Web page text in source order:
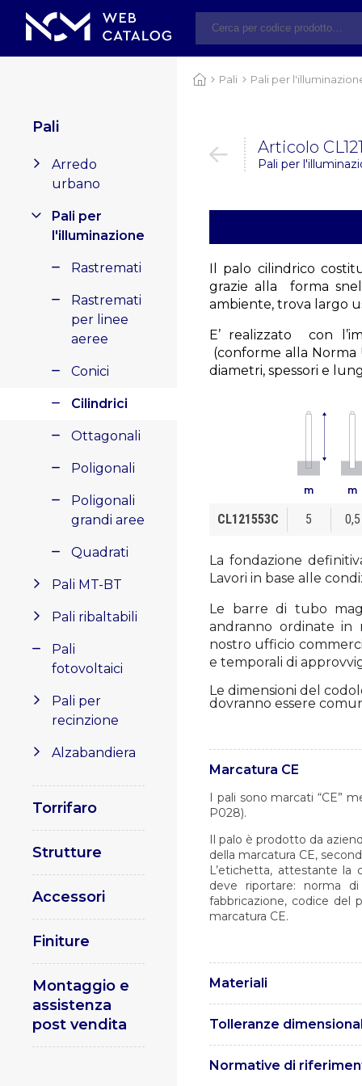
Pali
Arredo
urbano
Pali per
l'illuminazione
Rastremati
Rastremati
per linee
aeree
Conici
Cilindrici
Ottagonali
Poligonali
Poligonali
grandi aree
Quadrati
Pali MT-BT
Pali ribaltabili
Pali
fotovoltaici
Pali per
recinzione
Alzabandiera
Torrifaro
Strutture
Accessori
Finiture
Montaggio e
assistenza
post vendita
Pali Pali per
Articolo
Pali per
Il palo cilindrico
grazie alla forma
ambiente, trova largo
E’ realizzato con
(conforme alla Norma
diametri, spessori e
La fondazione
Lavori in base alle
Le barre di tubo
andranno ordinate in
nostro ufficio
e temporali di
Le dimensioni del
dovranno essere
m m
CL121553C 5 0,5
Marcatura CE
I pali sono marcati “CE”
P028).
Il palo è prodotto da
della marcatura CE,
L’etichetta, attestante la
deve riportare: norma
fabbricazione, codice del
marcatura CE.
Materiali
UNI EN 10219.
Tolleranze
Normative di